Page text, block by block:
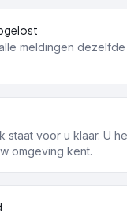
meldingen
staat voor u klaar. U
omgeving kent.